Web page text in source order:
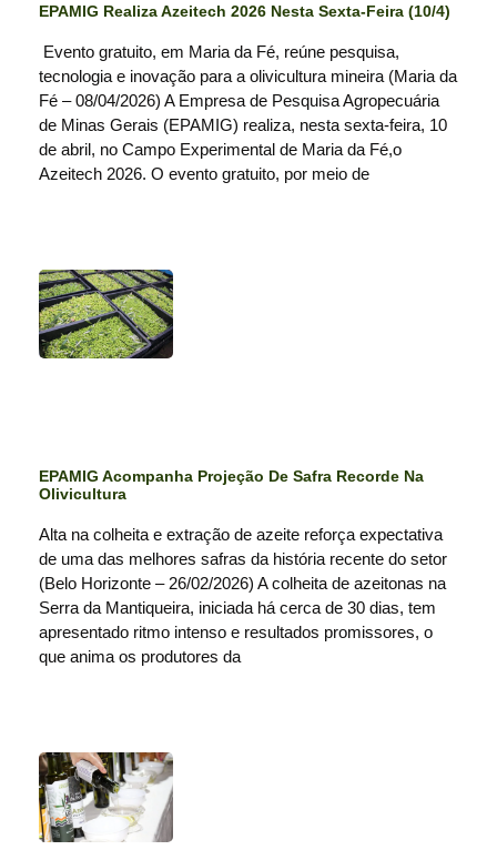
EPAMIG Realiza Azeitech 2026 Nesta Sexta-Feira (10/4)
Evento gratuito, em Maria da Fé, reúne pesquisa,
tecnologia e inovação para a olivicultura mineira (Maria da
Fé – 08/04/2026) A Empresa de Pesquisa Agropecuária
de Minas Gerais (EPAMIG) realiza, nesta sexta-feira, 10
de abril, no Campo Experimental de Maria da Fé,o
Azeitech 2026. O evento gratuito, por meio de
EPAMIG Acompanha Projeção De Safra Recorde Na
Olivicultura
Alta na colheita e extração de azeite reforça expectativa
de uma das melhores safras da história recente do setor
(Belo Horizonte – 26/02/2026) A colheita de azeitonas na
Serra da Mantiqueira, iniciada há cerca de 30 dias, tem
apresentado ritmo intenso e resultados promissores, o
que anima os produtores da